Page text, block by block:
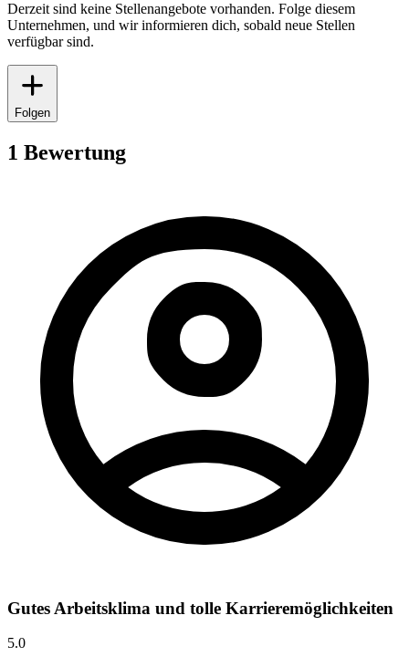
Derzeit sind keine Stellenangebote vorhanden. Folge diesem
Unternehmen, und wir informieren dich, sobald neue Stellen
verfügbar sind.
Folgen
1 Bewertung
Gutes Arbeitsklima und tolle Karrieremöglichkeiten
5.0